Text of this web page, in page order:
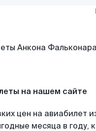
на нашем сайте
цен на авиабилет
месяца в году,